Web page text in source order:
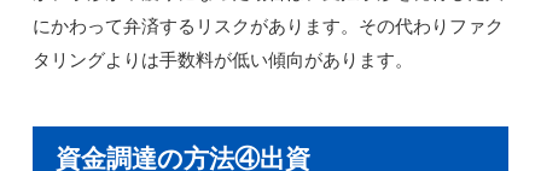
にかわって弁済するリスクがあります。その代わりファク
タリングよりは手数料が低い傾向があります。
資金調達の方法④出資